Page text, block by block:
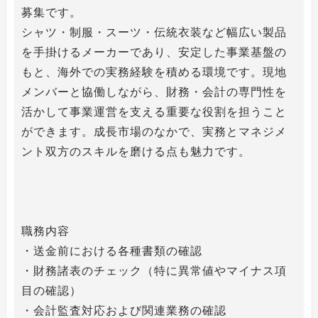
募集です。
シャツ・制服・スーツ・伝統衣装など幅広い製品
を手掛けるメーカーであり、安定した事業基盤の
もと、海外での実務経験を積める環境です。現地
メンバーと協働しながら、財務・会計の専門性を
活かして事業運営を支える重要な役割を担うこと
ができます。成長市場のなかで、実務とマネジメ
ント双方のスキルを磨ける点も魅力です。
職務内容
・送金前における各種書類の確認
・財務諸表のチェック（特に異常値やマイナス項
目の確認）
・会計監査対応および関連業務の確認